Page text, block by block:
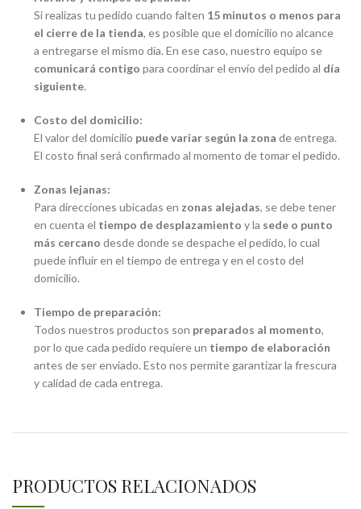
Si realizas tu pedido cuando falten 15 minutos o menos para
el cierre de la tienda, es posible que el domicilio no alcance
a entregarse el mismo día. En ese caso, nuestro equipo se
comunicará contigo para coordinar el envío del pedido al día
siguiente.
Costo del domicilio:
El valor del domicilio puede variar según la zona de entrega.
El costo final será confirmado al momento de tomar el pedido.
Zonas lejanas:
Para direcciones ubicadas en zonas alejadas, se debe tener
en cuenta el tiempo de desplazamiento y la sede o punto
más cercano desde donde se despache el pedido, lo cual
puede influir en el tiempo de entrega y en el costo del
domicilio.
Tiempo de preparación:
Todos nuestros productos son preparados al momento,
por lo que cada pedido requiere un tiempo de elaboración
antes de ser enviado. Esto nos permite garantizar la frescura
y calidad de cada entrega.
PRODUCTOS RELACIONADOS